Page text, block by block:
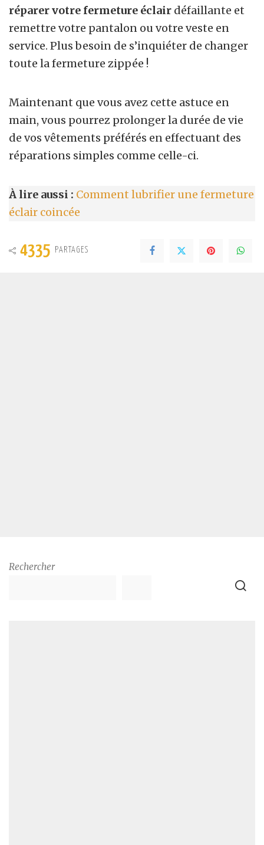
réparer votre fermeture éclair défaillante et
remettre votre pantalon ou votre veste en
service. Plus besoin de s’inquiéter de changer
toute la fermeture zippée !
Maintenant que vous avez cette astuce en
main, vous pourrez prolonger la durée de vie
de vos vêtements préférés en effectuant des
réparations simples comme celle-ci.
À lire aussi : Comment lubrifier une fermeture
éclair coincée
4335 PARTAGES
Rechercher